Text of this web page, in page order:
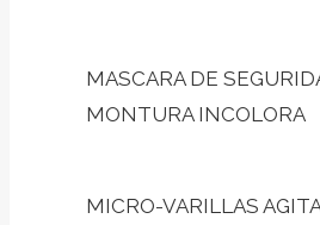
MASCARA DE
MONTURA INCOLORA
MICRO-VARILLAS